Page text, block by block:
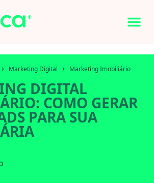
› Marketing Digital › Marketing Imobiliário
DIGITAL
COMO GERAR
PARA SUA